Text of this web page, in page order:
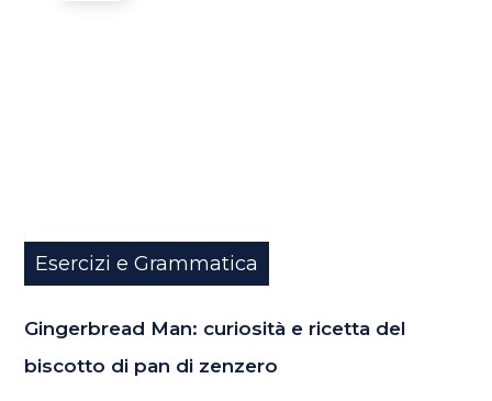
Esercizi e Grammatica
Gingerbread Man: curiosità e ricetta del
biscotto di pan di zenzero